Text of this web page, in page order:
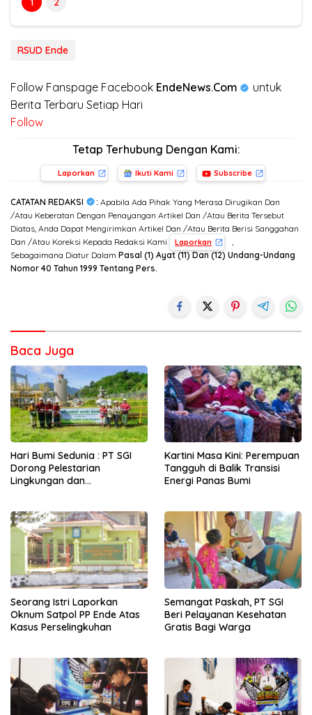
RSUD Ende
Follow Fanspage Facebook EndeNews.Com
untuk
Berita Terbaru Setiap Hari
Follow
Tetap Terhubung Dengan Kami:
Laporkan Ikuti Kami Subscribe
CATATAN REDAKSI : Apabila Ada Pihak Yang Merasa Dirugikan Dan
/Atau Keberatan Dengan Penayangan Artikel Dan /Atau Berita Tersebut
Diatas, Anda Dapat Mengirimkan Artikel Dan /Atau Berita Berisi Sanggahan
Dan /Atau Koreksi Kepada Redaksi Kami
Laporkan
,
Sebagaimana Diatur Dalam Pasal (1) Ayat (11) Dan (12) Undang-Undang
Nomor 40 Tahun 1999 Tentang Pers.
Baca Juga
Hari Bumi Sedunia : PT SGI
Dorong Pelestarian
Lingkungan dan
Kartini Masa Kini: Perempuan
Tangguh di Balik Transisi
Energi Panas Bumi
Seorang Istri Laporkan
Oknum Satpol PP Ende Atas
Kasus Perselingkuhan
Semangat Paskah, PT SGI
Beri Pelayanan Kesehatan
Gratis Bagi Warga